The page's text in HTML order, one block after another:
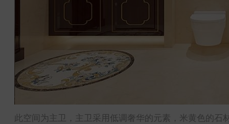
此空间为主卫，主卫采用低调奢华的元素，米黄色的